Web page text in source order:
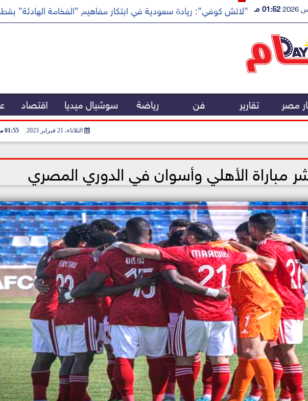
01:52 مـ ”لاتش كوفي”: ريادة سعودية في ابتكار مفاهيم ”الفخامة الهادئة”
مصر تقارير فن رياضة سوشيال ميديا اقتصاد
الثلاثاء، 21 فبراير 2023 01:55 مـ
مباراة الأهلي وأسوان في الدوري المصري